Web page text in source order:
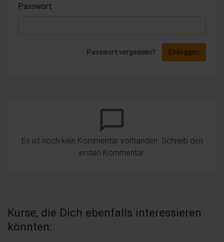
Passwort
Passwort vergessen? Einloggen
chat_bubble_outline
Es ist noch kein Kommentar vorhanden. Schreib den
ersten Kommentar.
Kurse, die Dich ebenfalls interessieren
könnten: